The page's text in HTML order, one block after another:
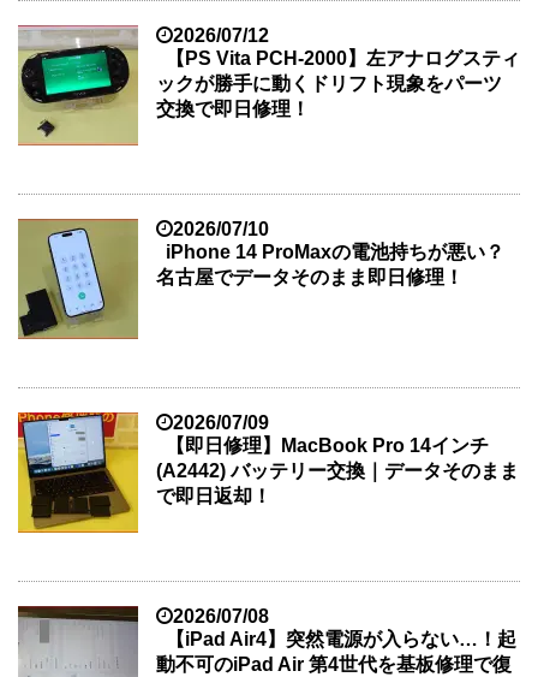
2026/07/12
【PS Vita PCH-2000】左アナログスティ
ックが勝手に動くドリフト現象をパーツ
交換で即日修理！
2026/07/10
iPhone 14 ProMaxの電池持ちが悪い？
名古屋でデータそのまま即日修理！
2026/07/09
【即日修理】MacBook Pro 14インチ
(A2442) バッテリー交換｜データそのまま
で即日返却！
2026/07/08
【iPad Air4】突然電源が入らない…！起
動不可のiPad Air 第4世代を基板修理で復